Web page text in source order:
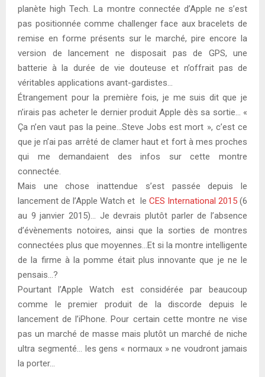
planète high Tech. La montre connectée d’Apple ne s’est
pas positionnée comme challenger face aux bracelets de
remise en forme présents sur le marché, pire encore la
version de lancement ne disposait pas de GPS, une
batterie à la durée de vie douteuse et n’offrait pas de
véritables applications avant-gardistes…
Étrangement pour la première fois, je me suis dit que je
n’irais pas acheter le dernier produit Apple dès sa sortie… «
Ça n’en vaut pas la peine…Steve Jobs est mort », c’est ce
que je n’ai pas arrêté de clamer haut et fort à mes proches
qui me demandaient des infos sur cette montre
connectée.
Mais une chose inattendue s’est passée depuis le
lancement de l’Apple Watch et le CES International 2015(6
au 9 janvier 2015)… Je devrais plutôt parler de l’absence
d’évènements notoires, ainsi que la sorties de montres
connectées plus que moyennes…Et si la montre intelligente
de la firme à la pomme était plus innovante que je ne le
pensais…?
Pourtant l’Apple Watch est considérée par beaucoup
comme le premier produit de la discorde depuis le
lancement de l’iPhone. Pour certain cette montre ne vise
pas un marché de masse mais plutôt un marché de niche
ultra segmenté… les gens « normaux » ne voudront jamais
la porter…